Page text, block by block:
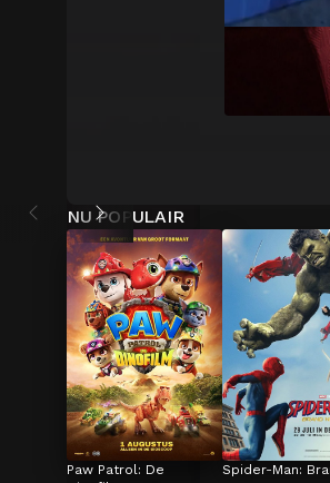
NU POPULAIR
Paw Patrol: De
Spider-Man: